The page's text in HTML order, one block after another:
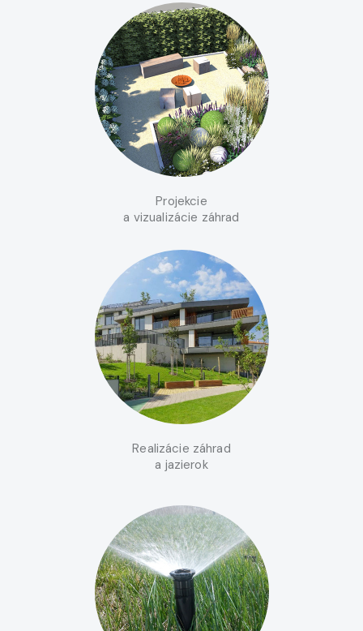
Projekcie
a vizualizácie záhrad
Realizácie záhrad
a jazierok